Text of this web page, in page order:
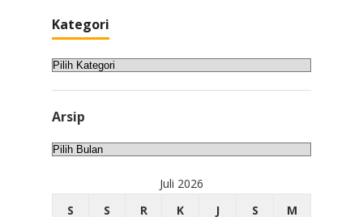
Kategori
Kategori
Arsip
Arsip
Juli 2026
S
S R K J S M